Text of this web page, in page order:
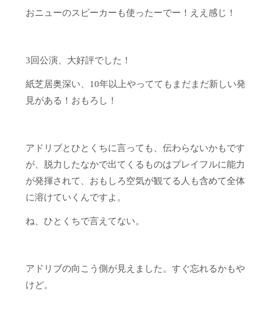
おニューのスピーカーも使ったーでー！ええ感じ！
3回公演、大好評でした！
紙芝居奥深い、10年以上やっててもまだまだ新しい発
見がある！おもろし！
アドリブとひとくちに言っても、伝わらないかもです
が、脱力したなかで出てくるものはプレイフルに能力
が発揮されて、おもしろ空気が観てる人も含めて全体
に溶けていくんですよ。
ね、ひとくちで言えてない。
アドリブの向こう側が見えました。すぐ忘れるかもや
けど。